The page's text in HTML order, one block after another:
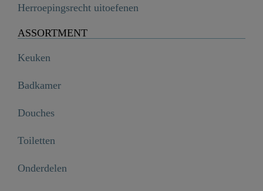
Herroepingsrecht uitoefenen
ASSORTMENT
Keuken
Badkamer
Douches
Toiletten
Onderdelen